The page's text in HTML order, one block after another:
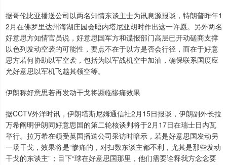
据哥伦比亚播送公司以两名知情东谈主士为讯息源报谈，特朗普昨年1
2月在佛罗里达州海湖庄园会晤内塔尼亚胡时作出这一许愿。另外两名
好意思方知情官员说，好意思国军方和谍报部门高层已开动磋商支撑
以色列发动空袭的可能性，要点不在于以方是否会行径，而在于好意
思方若何协助以军空袭，包括为以军战机空中加油，确保联系国度应
允好意思以军机飞越其领空等。
伊朗称好意思若再发动干戈将濒临惨痛效果
据CCTV外洋时讯，伊朗塔斯尼姆通信社2月15日报谈，伊朗副外长拉
万希阐明伊朗同好意思国的第二轮核谈判将于2月17日在瑞士日内瓦
举行。拉万希在领受英国播送公司采访时暗示，若是好意思国发动另
一场干戈，效果将是“惨痛的，对扫数东谈主都不利，尤其是那些发动
干戈的东谈主”；目下“球在好意思国那里，他们需要诠释我方念念要